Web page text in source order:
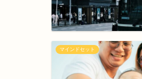
マインドセット